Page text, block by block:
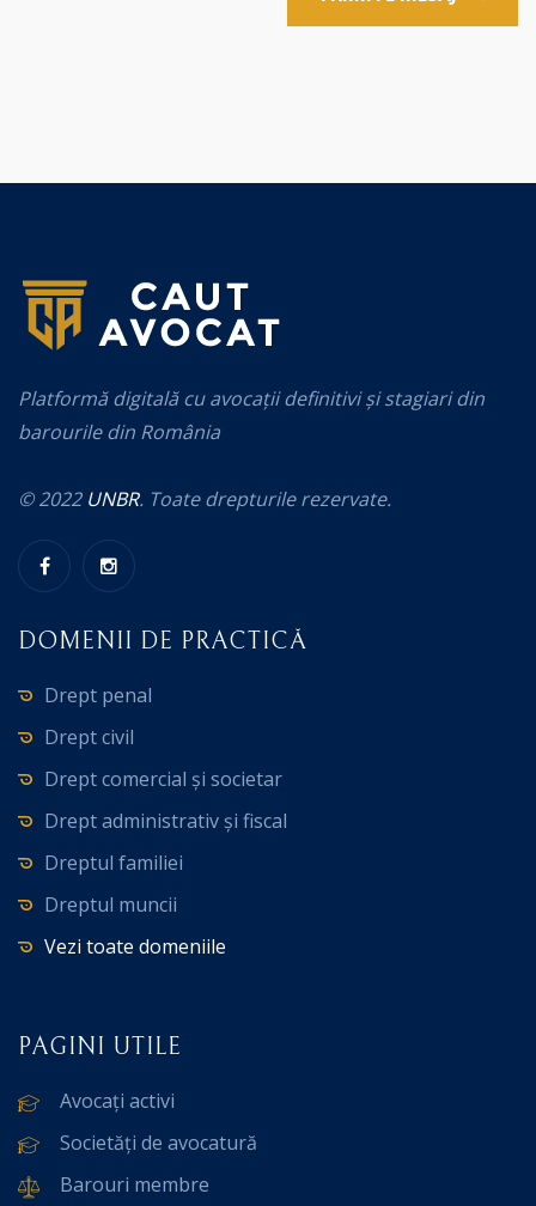
Platformă digitală cu avocații definitivi și stagiari din
barourile din România
© 2022 UNBR. Toate drepturile rezervate.
DOMENII DE PRACTICĂ
Drept penal
Drept civil
Drept comercial și societar
Drept administrativ și fiscal
Dreptul familiei
Dreptul muncii
Vezi toate domeniile
PAGINI UTILE
Avocați activi
Societăți de avocatură
Barouri membre